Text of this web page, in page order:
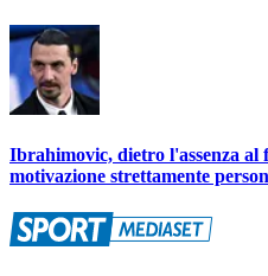
Ibrahimovic, dietro l'assenza al
motivazione strettamente